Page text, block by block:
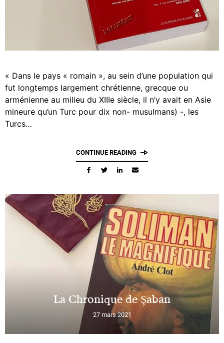
« Dans le pays « romain », au sein d’une population qui
fut longtemps largement chrétienne, grecque ou
arménienne au milieu du XIIIe siècle, il n’y avait en Asie
mineure qu’un Turc pour dix non- musulmans) -, les
Turcs…
CONTINUE READING
La Chronique de Şaban
27 mars 2021